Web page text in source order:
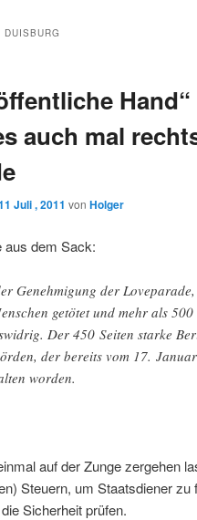
DUISBURG
auch mal
Juli , 2011 von Holger
aus dem Sack:
Genehmigung der
getötet und mehr als
Der 450 Seiten starke
der bereits vom 17.
worden.
auf der Zunge zergehen
Steuern, um Staatsdiener
Sicherheit prüfen.